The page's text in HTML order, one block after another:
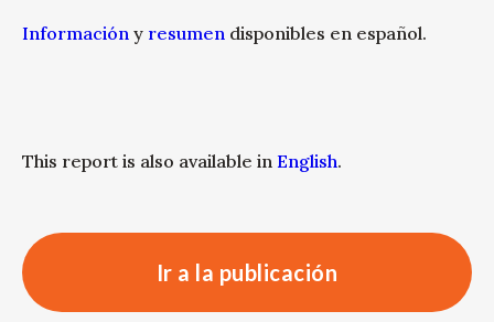
Información y resumen disponibles en español.
This report is also available in English.
Ir a la publicación